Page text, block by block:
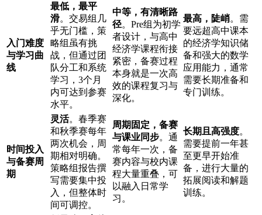
入门难度
与学习曲
线
最低，最平
滑。交易组几
乎无门槛，策
略组虽有挑
战，但通过团
队分工和系统
学习，3个月
内可达到参赛
水平。
中等，有清晰路
径。Pre组为初学
者设计，与高中
经济学课程衔接
紧密，备赛过程
本身就是一次高
效的课程复习与
深化。
最高，陡峭。需
要远超高中课本
的经济学知识储
备和强大的数学
应用能力，通常
需要长期准备和
专门训练。
时间投入
与备赛周
期
灵活。春季赛
和秋季赛每年
两次机会，周
期相对明确。
策略组报告撰
写需要集中投
入，但整体时
间可调控。
周期固定，备赛
与课业同步。通
常每年一次，备
赛内容与校内课
程大量重叠，可
以融入日常学
习。
长期且高强度。
需要提前一年甚
至更早开始准
备，进行大量的
拓展阅读和解题
训练。